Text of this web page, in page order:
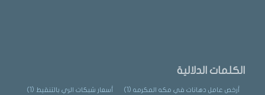
الكلمات الدلالية
أرخص عامل دهانات في مكه المكرمه(1) أسعار شبكات الري بالتنقيط (1)